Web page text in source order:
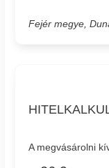
Fejér megye,
A megvásárolni